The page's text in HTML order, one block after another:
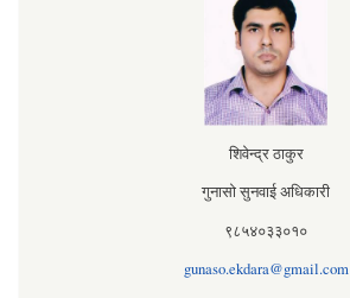
शिवेन्द्र ठाकुर
गुनासो सुनवाई अधिकारी
९८५४०३३०१०
gunaso.ekdara@gmail.com